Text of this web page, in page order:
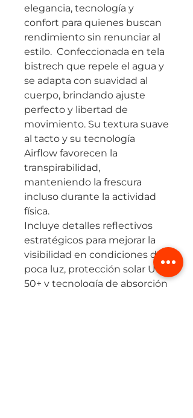
elegancia, tecnología y
confort para quienes buscan
rendimiento sin renunciar al
estilo. Confeccionada en tela
bistrech que repele el agua y
se adapta con suavidad al
cuerpo, brindando ajuste
perfecto y libertad de
movimiento. Su textura suave
al tacto y su tecnología
Airflow favorecen la
transpirabilidad,
manteniendo la frescura
incluso durante la actividad
física.
Incluye detalles reflectivos
estratégicos para mejorar la
visibilidad en condiciones de
poca luz, protección solar UPF
50+ y tecnología de absorción